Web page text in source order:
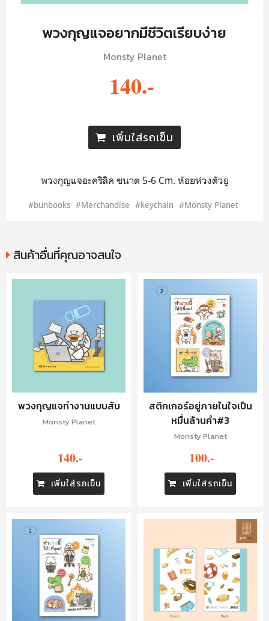
พวงกุญแจอยากมีชีวิตเรียบง่าย
Monsty Planet
140.-
เพิ่มใส่รถเข็น
พวงกุญแจอะคริลิค ขนาด 5-6 Cm. ห้อยห่วงตัวยู
#bunbooks #Merchandise #keychain #Monsty Planet
สินค้าอื่นที่คุณอาจสนใจ
พวงกุญแจทำงานแบบสับ
Monsty Planet
140.-
เพิ่มใส่รถเข็น
สติกเกอร์อยู่ภายในใจเป็น
หมื่นล้านคำ#3
Monsty Planet
100.-
เพิ่มใส่รถเข็น